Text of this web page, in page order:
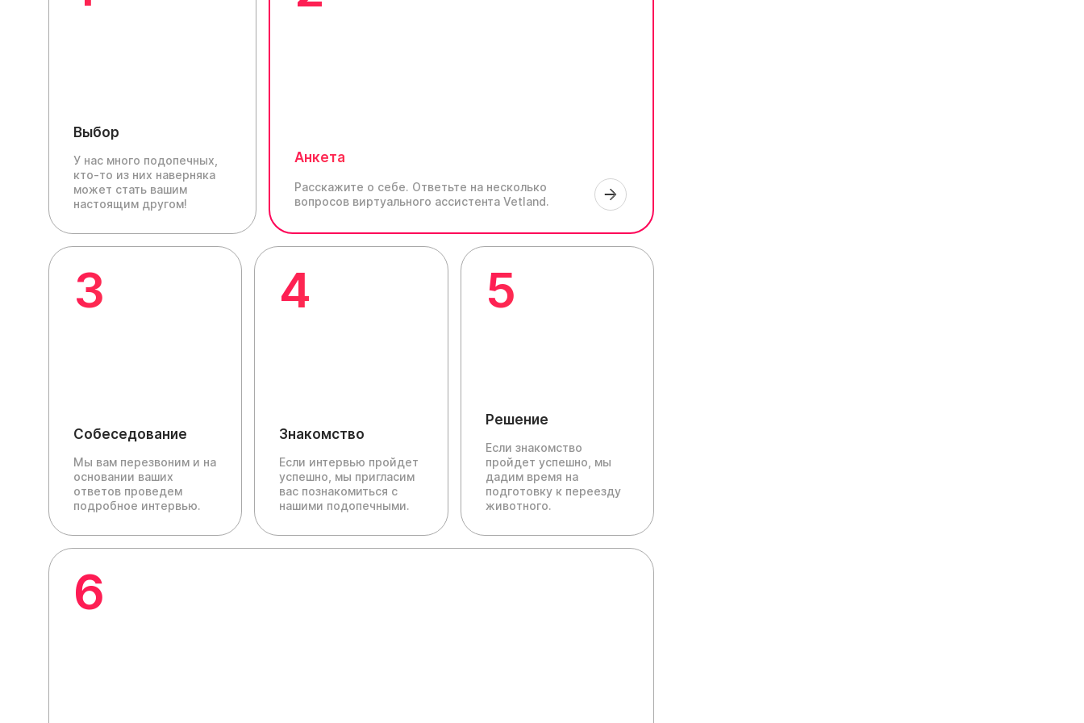
Выбор
У нас много подопечных,
кто-то из них наверняка
может стать вашим
настоящим другом!
Анкета
Расскажите о себе. Ответьте на несколько
вопросов виртуального ассистента Vetland.
3
Собеседование
Мы вам перезвоним и на
основании ваших
ответов проведем
подробное интервью.
4
Знакомство
Если интервью пройдет
успешно, мы пригласим
вас познакомиться с
нашими подопечными.
5
Решение
Если знакомство
пройдет успешно, мы
дадим время на
подготовку к переезду
животного.
6